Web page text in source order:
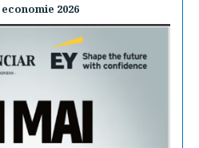
2026